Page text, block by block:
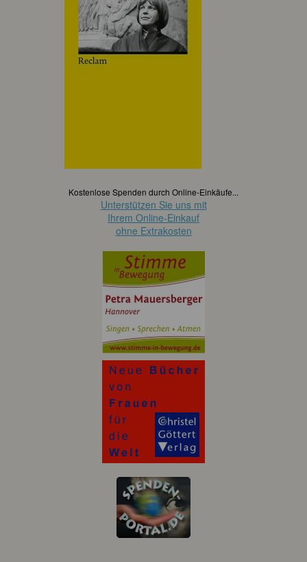
Kostenlose Spenden durch Online-Einkäufe...
Unterstützen Sie uns mit
Ihrem Online-Einkauf
ohne Extrakosten